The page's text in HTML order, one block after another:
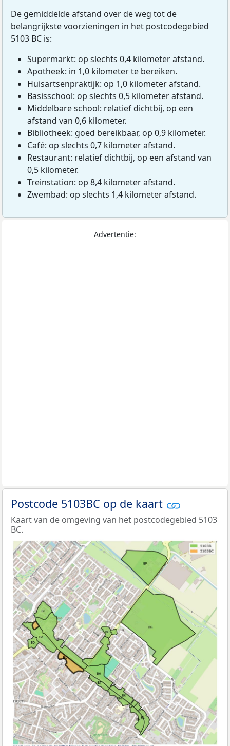
De gemiddelde afstand over de weg tot de
belangrijkste voorzieningen in het postcodegebied
5103 BC is:
Supermarkt: op slechts 0,4 kilometer afstand.
Apotheek: in 1,0 kilometer te bereiken.
Huisartsenpraktijk: op 1,0 kilometer afstand.
Basisschool: op slechts 0,5 kilometer afstand.
Middelbare school: relatief dichtbij, op een
afstand van 0,6 kilometer.
Bibliotheek: goed bereikbaar, op 0,9 kilometer.
Café: op slechts 0,7 kilometer afstand.
Restaurant: relatief dichtbij, op een afstand van
0,5 kilometer.
Treinstation: op 8,4 kilometer afstand.
Zwembad: op slechts 1,4 kilometer afstand.
Advertentie:
Postcode 5103BC op de kaart
Kaart van de omgeving van het postcodegebied 5103
BC.